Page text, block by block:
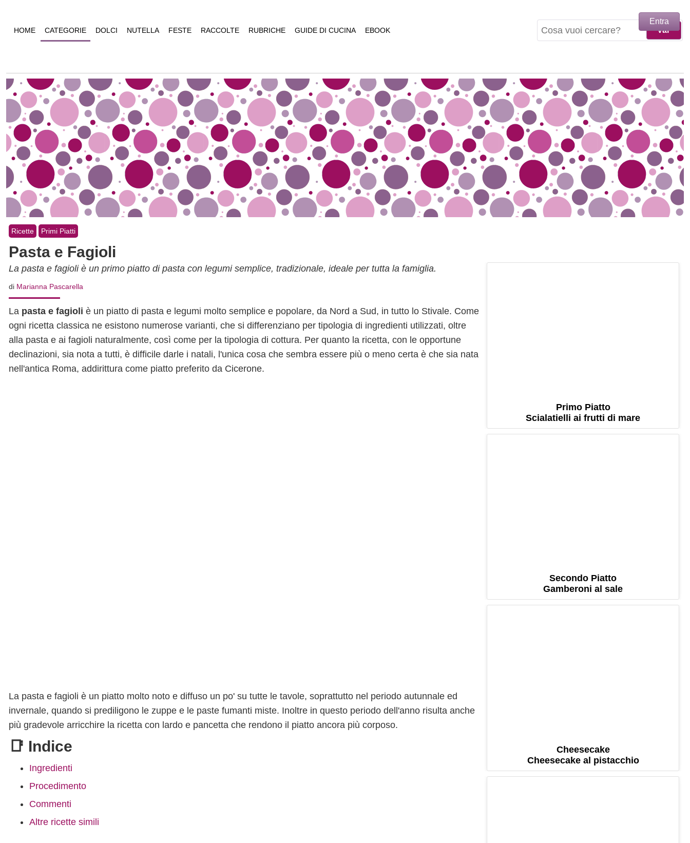
HOME CATEGORIE DOLCI NUTELLA FESTE RACCOLTE RUBRICHE GUIDE DI CUCINA EBOOK
Ricette Primi Piatti
Pasta e Fagioli
La pasta e fagioli è un primo piatto di pasta con legumi semplice, tradizionale, ideale per tutta la famiglia.
di Marianna Pascarella
La pasta e fagioli è un piatto di pasta e legumi molto semplice e popolare, da Nord a Sud, in tutto lo Stivale. Come
ogni ricetta classica ne esistono numerose varianti, che si differenziano per tipologia di ingredienti utilizzati, oltre
alla pasta e ai fagioli naturalmente, così come per la tipologia di cottura. Per quanto la ricetta, con le opportune
declinazioni, sia nota a tutti, è difficile darle i natali, l'unica cosa che sembra essere più o meno certa è che sia nata
nell'antica Roma, addirittura come piatto preferito da Cicerone.
La pasta e fagioli è un piatto molto noto e diffuso un po' su tutte le tavole, soprattutto nel periodo autunnale ed
invernale, quando si prediligono le zuppe e le paste fumanti miste. Inoltre in questo periodo dell'anno risulta anche
più gradevole arricchire la ricetta con lardo e pancetta che rendono il piatto ancora più corposo.
📑 Indice
Ingredienti
Procedimento
Commenti
Altre ricette simili
Primo Piatto
Scialatielli ai frutti di mare
Secondo Piatto
Gamberoni al sale
Cheesecake
Cheesecake al pistacchio
Entra